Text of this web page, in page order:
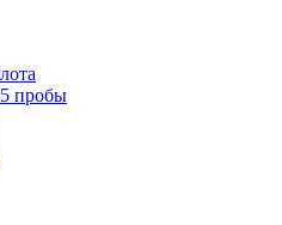
пробы